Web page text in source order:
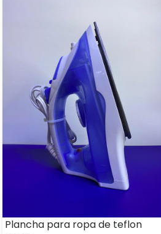
Plancha para ropa de teflon